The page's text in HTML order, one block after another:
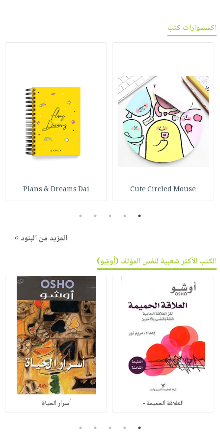
اكسسوارات كتب
Cute Circled Mouse
Plans & Dreams Dai
1
2
3
4
5
المزيد من البنود »
الكتب الأكثر شعبية لنفس المؤلف (أوشو)
العلاقة الحميمة - أسرار الحياة
1
2
3
4
5